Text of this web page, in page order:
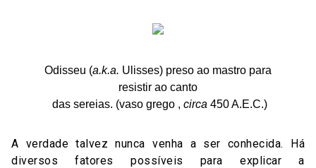
Odisseu (a.k.a. Ulisses) preso ao mastro para
resistir ao canto
das sereias. (vaso grego , circa 450 A.E.C.)
A verdade talvez nunca venha a ser conhecida. Há
diversos fatores possíveis para explicar a